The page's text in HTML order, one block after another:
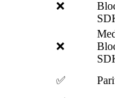
❌
❌
✅